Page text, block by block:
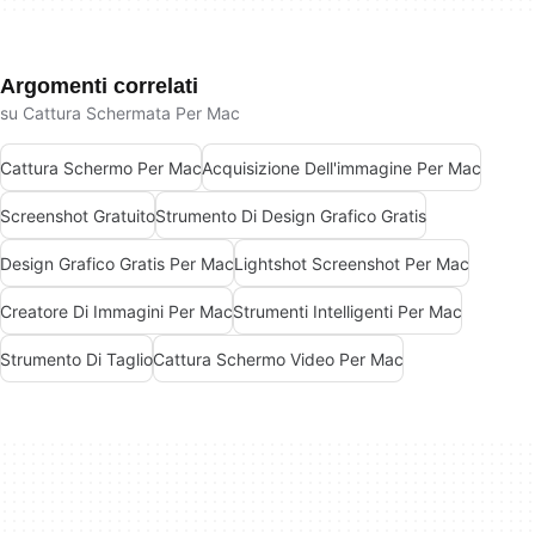
Argomenti correlati
su Cattura Schermata Per Mac
Cattura Schermo Per MacAcquisizione Dell'immagine Per Mac
Screenshot GratuitoStrumento Di Design Grafico Gratis
Design Grafico Gratis Per MacLightshot Screenshot Per Mac
Creatore Di Immagini Per MacStrumenti Intelligenti Per Mac
Strumento Di TaglioCattura Schermo Video Per Mac